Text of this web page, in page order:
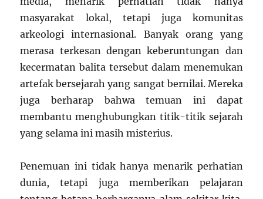
masyarakat lokal, tetapi juga komunitas
arkeologi internasional. Banyak orang yang
merasa terkesan dengan keberuntungan dan
kecermatan balita tersebut dalam menemukan
artefak bersejarah yang sangat bernilai. Mereka
juga berharap bahwa temuan ini dapat
membantu menghubungkan titik-titik sejarah
yang selama ini masih misterius.
Penemuan ini tidak hanya menarik perhatian
dunia, tetapi juga memberikan pelajaran